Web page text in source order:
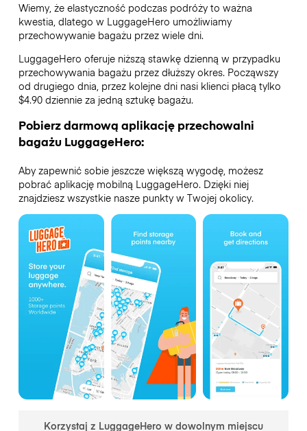
Wiemy, że elastyczność podczas podróży to ważna
kwestia, dlatego w LuggageHero umożliwiamy
przechowywanie bagażu przez wiele dni.
LuggageHero oferuje niższą stawkę dzienną w przypadku
przechowywania bagażu przez dłuższy okres. Począwszy
od drugiego dnia, przez kolejne dni nasi klienci płacą tylko
$4.90 dziennie za jedną sztukę bagażu.
Pobierz darmową aplikację przechowalni
bagażu LuggageHero:
Aby zapewnić sobie jeszcze większą wygodę, możesz
pobrać aplikację mobilną LuggageHero. Dzięki niej
znajdziesz wszystkie nasze punkty w Twojej okolicy.
Korzystaj z LuggageHero w dowolnym miejscu